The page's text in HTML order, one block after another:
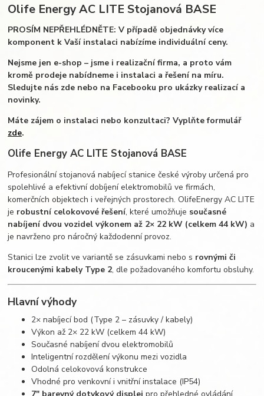
Olife Energy AC LITE Stojanová BASE
PROSÍM NEPŘEHLÉDNĚTE: V případě objednávky více
komponent k Vaší instalaci nabízíme individuální ceny.
Nejsme jen e-shop – jsme i realizační firma, a proto vám
kromě prodeje nabídneme i instalaci a řešení na míru.
Sledujte nás zde nebo na Facebooku pro ukázky realizací a
novinky.
Máte zájem o instalaci nebo konzultaci? Vyplňte formulář
zde.
Olife Energy AC LITE Stojanová BASE
Profesionální stojanová nabíjecí stanice české výroby určená pro
spolehlivé a efektivní dobíjení elektromobilů ve firmách,
komerčních objektech i veřejných prostorech. OlifeEnergy AC LITE
je robustní celokovové řešení, které umožňuje současné
nabíjení dvou vozidel výkonem až 2× 22 kW (celkem 44 kW) a
je navrženo pro náročný každodenní provoz.
Stanici lze zvolit ve variantě se zásuvkami nebo s rovnými či
kroucenými kabely Type 2, dle požadovaného komfortu obsluhy.
Hlavní výhody
2× nabíjecí bod (Type 2 – zásuvky / kabely)
Výkon až 2× 22 kW (celkem 44 kW)
Současné nabíjení dvou elektromobilů
Inteligentní rozdělení výkonu mezi vozidla
Odolná celokovová konstrukce
Vhodné pro venkovní i vnitřní instalace (IP54)